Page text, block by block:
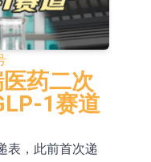
东南亚、中东市
相关认证
福鑫定期开放灵
证券投资基金临
球半导体芯片产
金临时停牌
榜前十，卡森国
，九福来
榜前十，拿森科
医药二次
1赛道
表，此前首次递